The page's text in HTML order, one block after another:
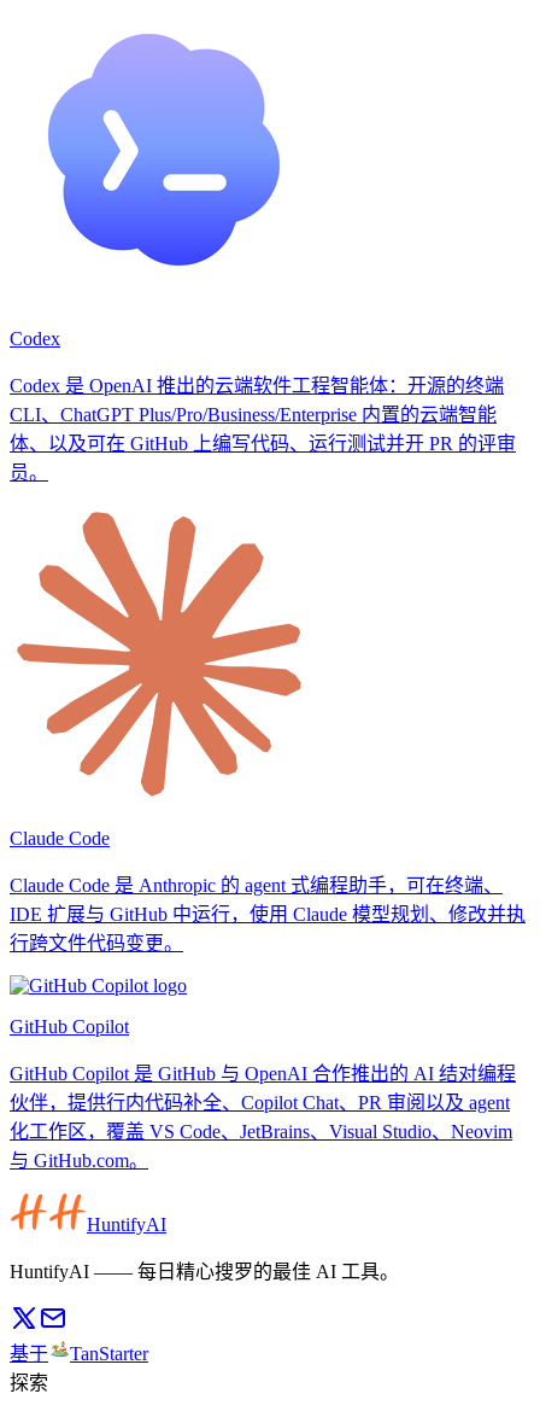
Codex
Codex 是 OpenAI 推出的云端软件工程智能体：开源的终端
CLI、ChatGPT Plus/Pro/Business/Enterprise 内置的云端智能
体、以及可在 GitHub 上编写代码、运行测试并开 PR 的评审
员。
Claude Code
Claude Code 是 Anthropic 的 agent 式编程助手，可在终端、
IDE 扩展与 GitHub 中运行，使用 Claude 模型规划、修改并执
行跨文件代码变更。
GitHub Copilot
GitHub Copilot 是 GitHub 与 OpenAI 合作推出的 AI 结对编程
伙伴，提供行内代码补全、Copilot Chat、PR 审阅以及 agent
化工作区，覆盖 VS Code、JetBrains、Visual Studio、Neovim
与 GitHub.com。
HuntifyAI
HuntifyAI —— 每日精心搜罗的最佳 AI 工具。
基于
TanStarter
探索